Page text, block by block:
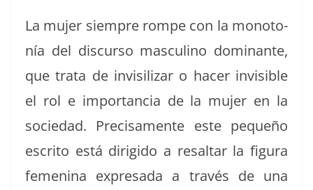
La mujer siem­pre rompe con la monot­o­
nía del dis­cur­so mas­culi­no dom­i­nante,
que tra­ta de invisilizar o hac­er invis­i­ble
el rol e impor­tan­cia de la mujer en la
sociedad. Pre­cisa­mente este pequeño
escrito está dirigi­do a resaltar la figu­ra
femeni­na expre­sa­da a través de una